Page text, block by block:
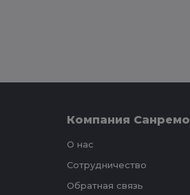
Компания Санремо
О нас
Сотрудничество
Обратная связь